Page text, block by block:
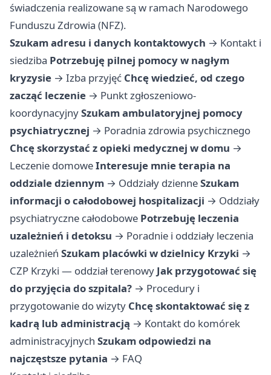
świadczenia realizowane są w ramach Narodowego
Funduszu Zdrowia (NFZ).
Szukam adresu i danych kontaktowych → Kontakt i
siedziba Potrzebuję pilnej pomocy w nagłym
kryzysie → Izba przyjęć Chcę wiedzieć, od czego
zacząć leczenie → Punkt zgłoszeniowo-
koordynacyjnySzukam ambulatoryjnej pomocy
psychiatrycznej → Poradnia zdrowia psychicznego
Chcę skorzystać z opieki medycznej w domu →
Leczenie domoweInteresuje mnie terapia na
oddziale dziennym → Oddziały dzienneSzukam
informacji o całodobowej hospitalizacji → Oddziały
psychiatryczne całodobowe Potrzebuję leczenia
uzależnień i detoksu → Poradnie i oddziały leczenia
uzależnień Szukam placówki w dzielnicy Krzyki →
CZP Krzyki — oddział terenowy Jak przygotować się
do przyjęcia do szpitala? → Procedury i
przygotowanie do wizyty Chcę skontaktować się z
kadrą lub administracją → Kontakt do komórek
administracyjnych Szukam odpowiedzi na
najczęstsze pytania → FAQ